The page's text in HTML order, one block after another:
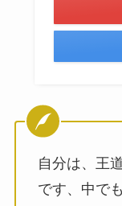
自分は、王
です、中で